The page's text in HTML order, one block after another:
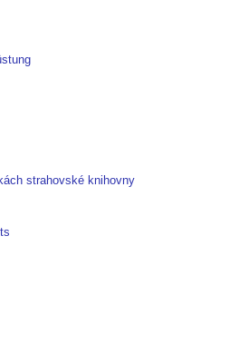
strahovské knihovny